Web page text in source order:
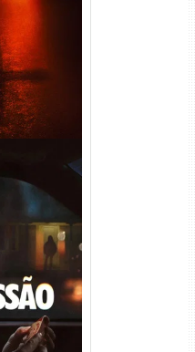
(2026)
4K Dual